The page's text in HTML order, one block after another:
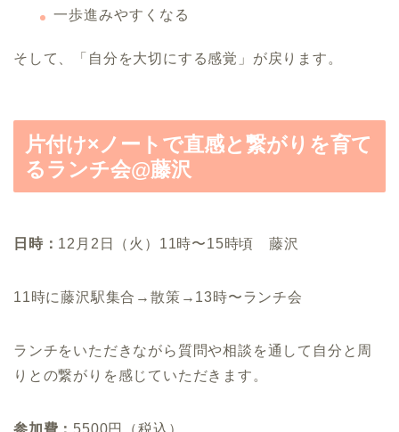
一歩進みやすくなる
そして、「自分を大切にする感覚」が戻ります。
片付け×ノートで直感と繋がりを育て
るランチ会@藤沢
日時： 12月2日（火）11時〜15時頃 藤沢
11時に藤沢駅集合→散策→13時〜ランチ会
ランチをいただきながら質問や相談を通して自分と周
りとの繋がりを感じていただきます。
参加費： 5500円（税込）